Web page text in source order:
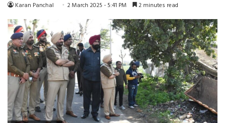
Karan Panchal 2 March 2025 - 5:41 PM 2 minutes read